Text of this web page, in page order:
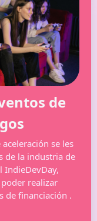
de
se les
de la industria de
IndieDevDay,
realizar
de financiación .